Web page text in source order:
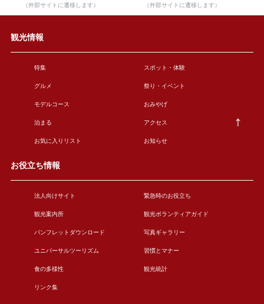
（外部サイトに遷移します） （外部サイトに遷移します）
観光情報
特集 スポット・体験
グルメ 祭り・イベント
モデルコース おみやげ
泊まる アクセス
お気に入りリスト お知らせ
お役立ち情報
法人向けサイト 緊急時のお役立ち
観光案内所 観光ボランティアガイド
パンフレットダウンロード 写真ギャラリー
ユニバーサルツーリズム 習慣とマナー
食の多様性 観光統計
リンク集